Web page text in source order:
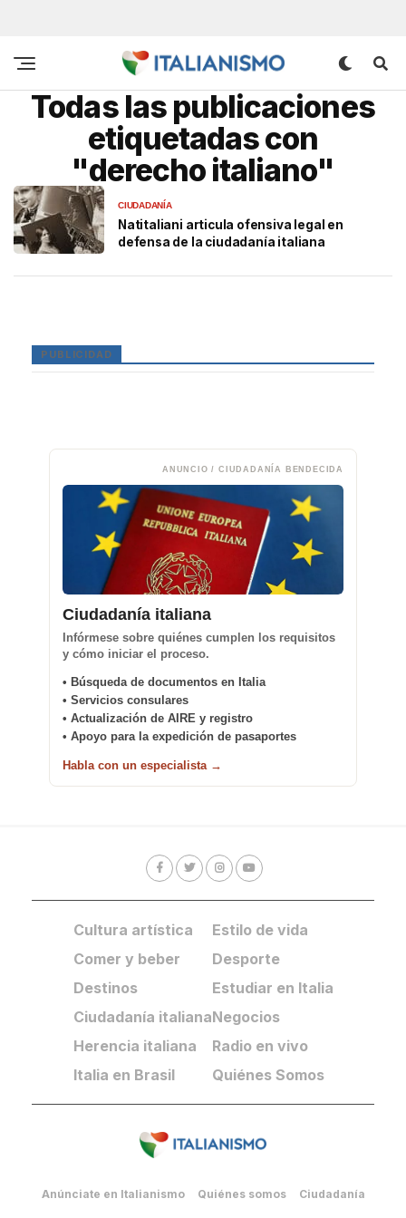
Todas las publicaciones
etiquetadas con
"derecho italiano"
CIUDADANÍA
Natitaliani articula ofensiva legal en
defensa de la ciudadanía italiana
PUBLICIDAD
ANUNCIO / CIUDADANÍA BENDECIDA
Ciudadanía italiana
Infórmese sobre quiénes cumplen los requisitos
y cómo iniciar el proceso.
• Búsqueda de documentos en Italia
• Servicios consulares
• Actualización de AIRE y registro
• Apoyo para la expedición de pasaportes
Habla con un especialista →
Cultura artística
Comer y beber
Destinos
Ciudadanía italiana
Herencia italiana
Italia en Brasil
Estilo de vida
Desporte
Estudiar en Italia
Negocios
Radio en vivo
Quiénes Somos
Anúnciate en Italianismo Quiénes somos Ciudadanía